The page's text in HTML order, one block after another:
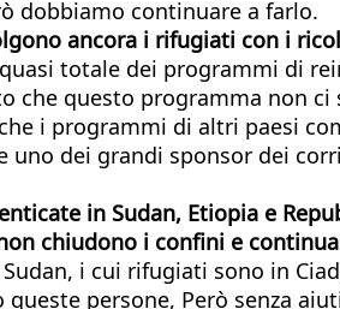
dobbiamo continuare a farlo.
ancora i rifugiati con i
totale dei programmi di
che questo programma non
i programmi di altri paesi
uno dei grandi sponsor dei
in Sudan, Etiopia e
chiudono i confini e
i cui rifugiati sono in
queste persone, Però senza